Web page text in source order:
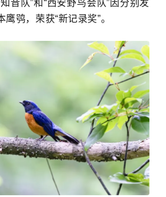
音队”和“西安野鸟会队”因分别发
鸮，荣获“新记录奖”。